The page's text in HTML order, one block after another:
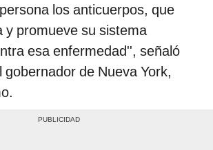
los anticuerpos, que
y promueve su sistema
esa enfermedad'', señaló
gobernador de Nueva York,